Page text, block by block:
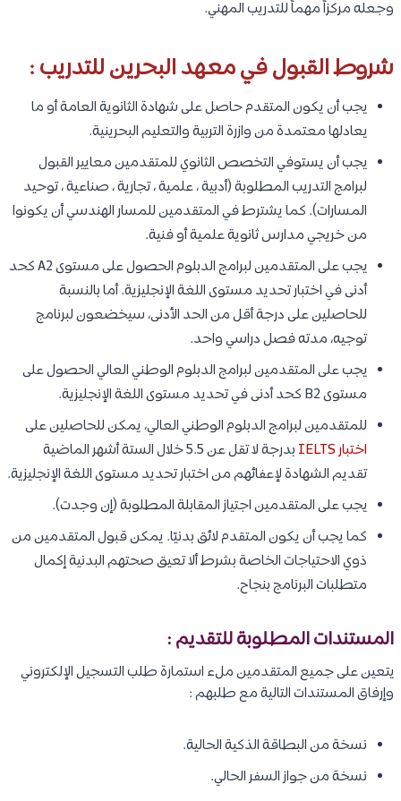
وجعله مركزاً مهماً للتدريب المهني.
شروط القبول في معهد البحرين للتدريب :
يجب أن يكون المتقدم حاصل على شهادة الثانوية العامة أو ما
يعادلها معتمدة من وازرة التربية والتعليم البحرينية.
يجب أن يستوفي التخصص الثانوي للمتقدمين معايير القبول
لبرامج التدريب المطلوبة (أدبية ، علمية ، تجارية ، صناعية ، توحيد
المسارات). كما يشترط في المتقدمين للمسار الهندسي أن يكونوا
من خريجي مدارس ثانوية علمية أو فنية.
يجب على المتقدمين لبرامج الدبلوم الحصول على مستوى A2 كحد
أدنى في اختبار تحديد مستوى اللغة الإنجليزية. أما بالنسبة
للحاصلين على درجة أقل من الحد الأدنى، سيخضعون لبرنامج
توجيه، مدته فصل دراسي واحد.
يجب على المتقدمين لبرامج الدبلوم الوطني العالي الحصول على
مستوى B2 كحد أدنى في تحديد مستوى اللغة الإنجليزية.
للمتقدمين لبرامج الدبلوم الوطني العالي، يمكن للحاصلين على
اختبار IELTS
بدرجة لا تقل عن 5.5 خلال الستة أشهر الماضية
تقديم الشهادة لإعفائهم من اختبار تحديد مستوى اللغة الإنجليزية.
يجب على المتقدمين اجتياز المقابلة المطلوبة (إن وجدت).
كما يجب أن يكون المتقدم لائق بدنيًا. يمكن قبول المتقدمين من
ذوي الاحتياجات الخاصة بشرط ألا تعيق صحتهم البدنية إكمال
متطلبات البرنامج بنجاح.
المستندات المطلوبة للتقديم :
يتعين على جميع المتقدمين ملء استمارة طلب التسجيل الإلكتروني
وإرفاق المستندات التالية مع طلبهم :
نسخة من البطاقة الذكية الحالية.
نسخة من جواز السفر الحالي.